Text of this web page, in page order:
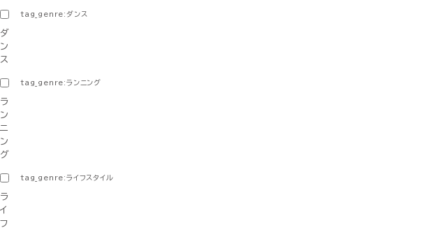
tag_genre:ダンス
ダ
ン
ス
tag_genre:ランニング
ラ
ン
ニ
ン
グ
tag_genre:ライフスタイル
ラ
イ
フ